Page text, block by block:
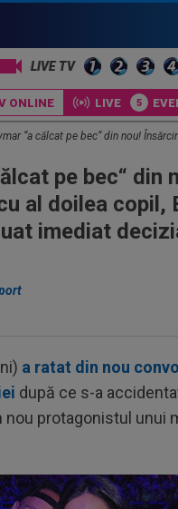
LIVE TV
ONLINE LIVE
“a călcat pe bec“ din nou! Însărcinată cu al doilea copil, Bruna
pe bec“ din
al doilea copil,
imediat
a ratat din nou
după ce s-a
nou protagonistul unui